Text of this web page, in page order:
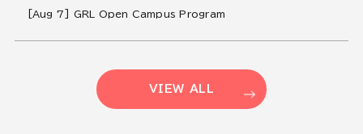
[Aug 7] GRL Open Campus Program
VIEW ALL